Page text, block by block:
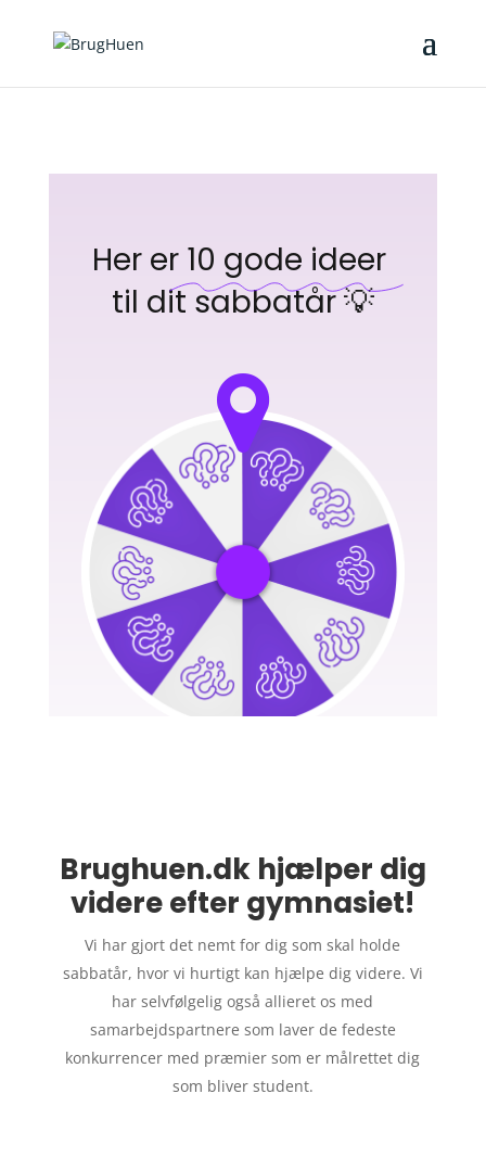
Brughuen.dk hjælper dig
videre efter gymnasiet!
Vi har gjort det nemt for dig som skal holde
sabbatår, hvor vi hurtigt kan hjælpe dig videre. Vi
har selvfølgelig også allieret os med
samarbejdspartnere som laver de fedeste
konkurrencer med præmier som er målrettet dig
som bliver student.